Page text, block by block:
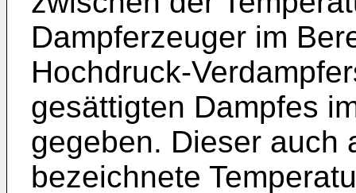
Dampferzeuger im
Hochdruck-
gesättigten Dampfes
gegeben. Dieser auch
bezeichnete